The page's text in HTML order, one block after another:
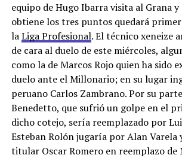
equipo de Hugo Ibarra visita al Grana y
obtiene los tres puntos quedará
laLiga Profesional. El técnico xeneize
de cara al duelo de este miércoles,
como la de Marcos Rojo quien ha sido
duelo ante el Millonario; en su lugar
peruano Carlos Zambrano. Por su
Benedetto, que sufrió un golpe en el
dicho cotejo, sería reemplazado por
Esteban Rolón jugaría por Alan Varela
titular Oscar Romero en reemplazo de